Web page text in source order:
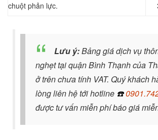
chuột phản lực.
Lưu ý:Bảng giá dịch vụ
nghẹt tại quận Bình Thạnh của
ở trên chưa tính VAT. Quý khách
lòng liên hệ tới hotline ☎️
được tư vấn miễn phí báo giá